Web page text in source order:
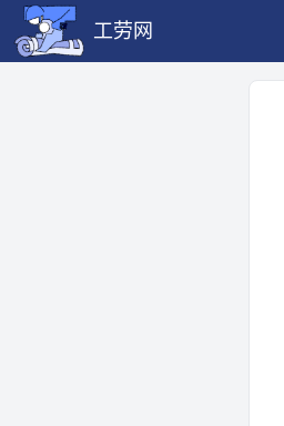
工劳网